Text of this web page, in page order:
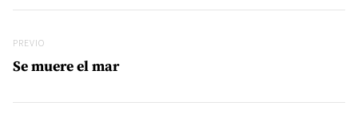
Previo
PREVIO
Se muere el mar